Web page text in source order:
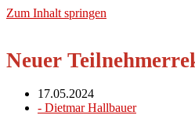
Zum Inhalt springen
Neuer
17.05.2024
- Dietmar Hallbauer